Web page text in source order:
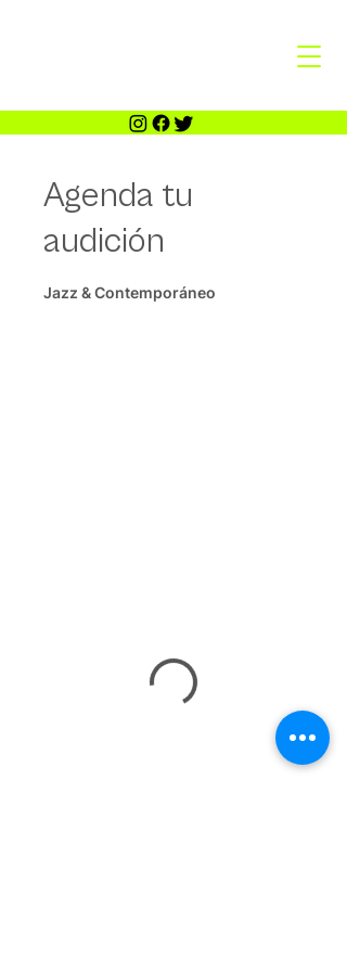
Agenda tu
audición
Jazz & Contemporáneo